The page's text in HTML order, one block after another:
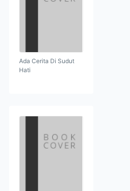
Ada Cerita Di Sudut
Hati